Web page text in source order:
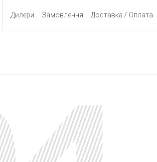
Дилери Замовлення Доставка / Оплата